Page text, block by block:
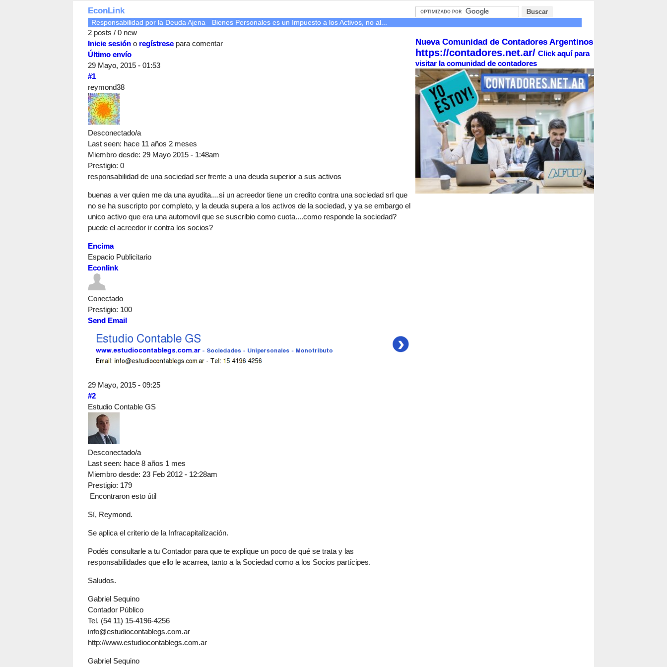
EconLink
Responsabilidad por la Deuda Ajena Bienes Personales es un Impuesto a los Activos, no al...
2 posts / 0 new
Inicie sesión o regístrese para comentar
Último envío
29 Mayo, 2015 - 01:53
#1
reymond38
Desconectado/a
Last seen: hace 11 años 2 meses
Miembro desde: 29 Mayo 2015 - 1:48am
Prestigio: 0
responsabilidad de una sociedad ser frente a una deuda superior a sus activos
buenas a ver quien me da una ayudita....si un acreedor tiene un credito contra una sociedad srl que
no se ha suscripto por completo, y la deuda supera a los activos de la sociedad, y ya se embargo el
unico activo que era una automovil que se suscribio como cuota....como responde la sociedad?
puede el acreedor ir contra los socios?
Encima
Espacio Publicitario
Econlink
Conectado
Prestigio: 100
Send Email
29 Mayo, 2015 - 09:25
#2
Estudio Contable GS
Desconectado/a
Last seen: hace 8 años 1 mes
Miembro desde: 23 Feb 2012 - 12:28am
Prestigio: 179
Encontraron esto útil
Sí, Reymond.
Se aplica el criterio de la Infracapitalización.
Podés consultarle a tu Contador para que te explique un poco de qué se trata y las
responsabilidades que ello le acarrea, tanto a la Sociedad como a los Socios partícipes.
Saludos.
Gabriel Sequino
Contador Público
Tel. (54 11) 15-4196-4256
info@estudiocontablegs.com.ar
http://www.estudiocontablegs.com.ar
Gabriel Sequino
Nueva Comunidad de Contadores Argentinos
https://contadores.net.ar/ Click aquí para
visitar la comunidad de contadores